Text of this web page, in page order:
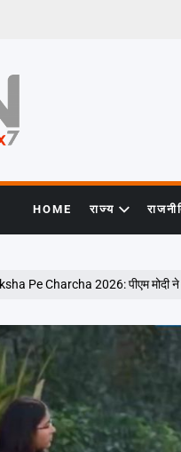
HOME राज्य
Pe Charcha 2026: पीएम मोदी ने